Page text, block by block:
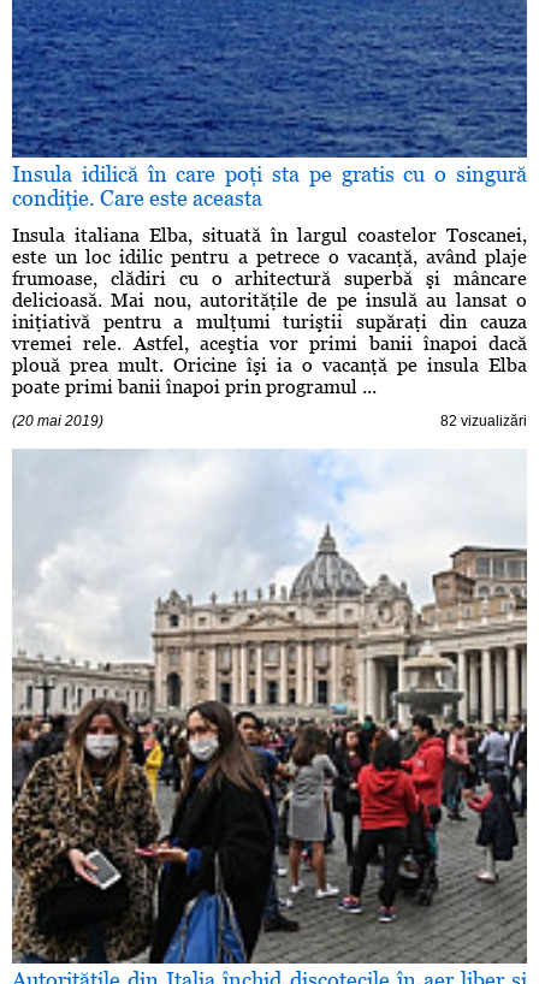
Insula idilică în care poţi sta pe gratis cu o singură
condiţie. Care este aceasta
Insula italiana Elba, situată în largul coastelor Toscanei,
este un loc idilic pentru a petrece o vacanţă, având plaje
frumoase, clădiri cu o arhitectură superbă şi mâncare
delicioasă. Mai nou, autorităţile de pe insulă au lansat o
iniţiativă pentru a mulţumi turiştii supăraţi din cauza
vremei rele. Astfel, aceştia vor primi banii înapoi dacă
plouă prea mult. Oricine îşi ia o vacanţă pe insula Elba
poate primi banii înapoi prin programul ...
(20 mai 2019) 82 vizualizări